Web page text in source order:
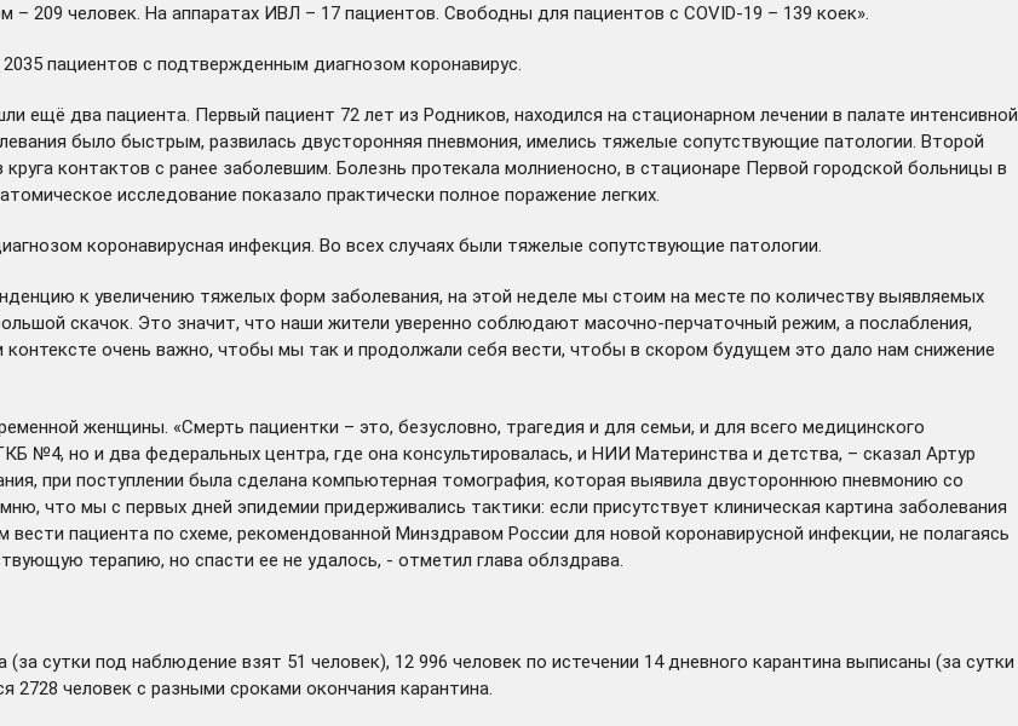
– 209 человек. На аппаратах ИВЛ – 17 пациентов. Свободны для пациентов с COVID-19 – 139 коек».
пациентов с подтвержденным диагнозом коронавирус.
ещё два пациента. Первый пациент 72 лет из Родников, находился на стационарном лечении в палате интенсивной
было быстрым, развилась двусторонняя пневмония, имелись тяжелые сопутствующие патологии. Второй
контактов с ранее заболевшим. Болезнь протекала молниеносно, в стационаре Первой городской больницы в
исследование показало практически полное поражение легких.
коронавирусная инфекция. Во всех случаях были тяжелые сопутствующие патологии.
к увеличению тяжелых форм заболевания, на этой неделе мы стоим на месте по количеству выявляемых
скачок. Это значит, что наши жители уверенно соблюдают масочно-перчаточный режим, а послабления,
очень важно, чтобы мы так и продолжали себя вести, чтобы в скором будущем это дало нам снижение
женщины. «Смерть пациентки – это, безусловно, трагедия и для семьи, и для всего медицинского
№4, но и два федеральных центра, где она консультировалась, и НИИ Материнства и детства, – сказал Артур
при поступлении была сделана компьютерная томография, которая выявила двустороннюю пневмонию со
что мы с первых дней эпидемии придерживались тактики: если присутствует клиническая картина заболевания
пациента по схеме, рекомендованной Минздравом России для новой коронавирусной инфекции, не полагаясь
терапию, но спасти ее не удалось, - отметил глава облздрава.
сутки под наблюдение взят 51 человек), 12 996 человек по истечении 14 дневного карантина выписаны (за сутки
человек с разными сроками окончания карантина.